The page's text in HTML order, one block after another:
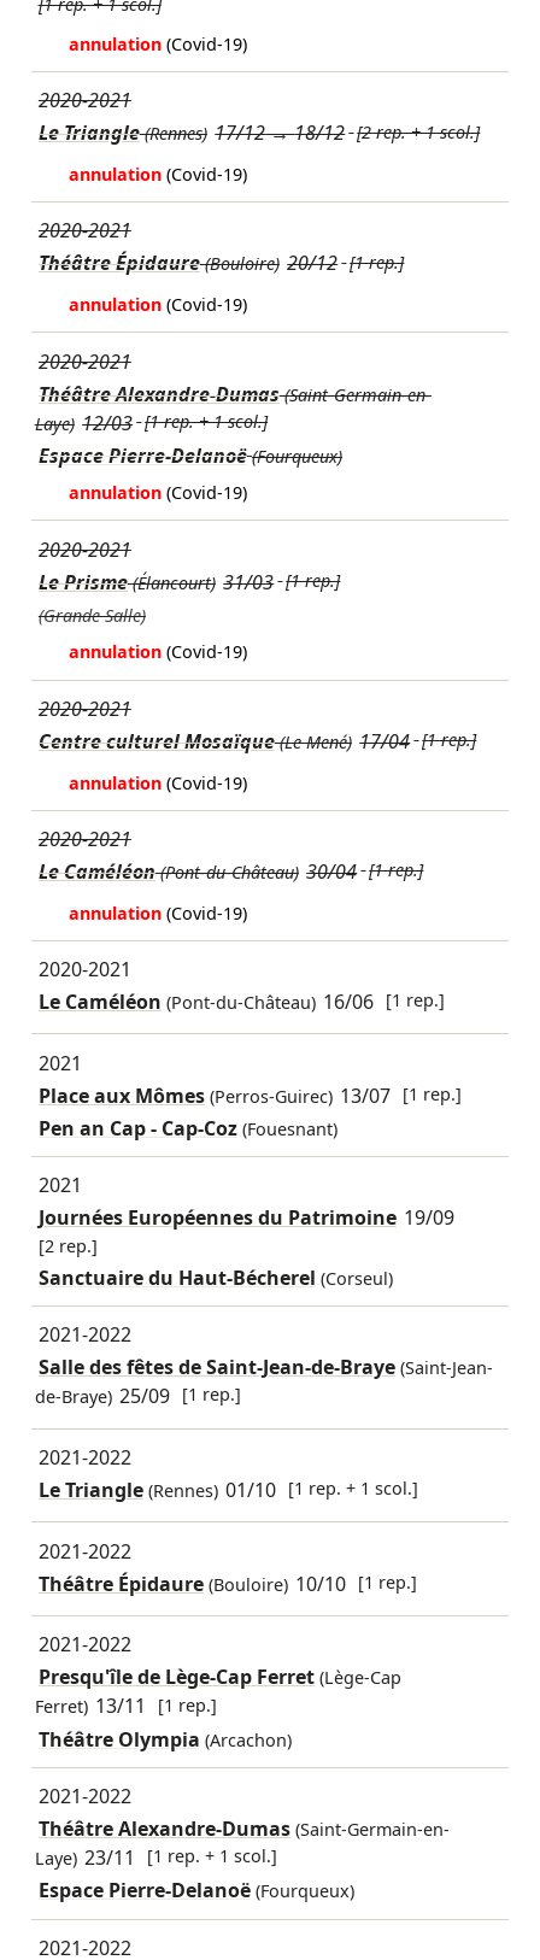
annulation (Covid-19)
2020-2021
Le Triangle(Rennes) 17/12→18/12 [2 rep. + 1 scol.]
annulation (Covid-19)
2020-2021
Théâtre Épidaure(Bouloire) 20/12 [1 rep.]
annulation (Covid-19)
2020-2021
Théâtre Alexandre-Dumas(Saint-Germain-en-
Laye) 12/03 [1 rep. + 1 scol.]
Espace Pierre-Delanoë (Fourqueux)
annulation (Covid-19)
2020-2021
Le Prisme(Élancourt) 31/03 [1 rep.]
(Grande Salle)
annulation (Covid-19)
2020-2021
Centre culturel Mosaïque(Le Mené) 17/04 [1 rep.]
annulation (Covid-19)
2020-2021
Le Caméléon(Pont-du-Château) 30/04 [1 rep.]
annulation (Covid-19)
2020-2021
Le Caméléon (Pont-du-Château) 16/06 [1 rep.]
2021
Place aux Mômes(Perros-Guirec) 13/07 [1 rep.]
Pen an Cap - Cap-Coz (Fouesnant)
2021
Journées Européennes du Patrimoine 19/09
[2 rep.]
Sanctuaire du Haut-Bécherel (Corseul)
2021-2022
Salle des fêtes de Saint-Jean-de-Braye(Saint-Jean-
de-Braye) 25/09 [1 rep.]
2021-2022
Le Triangle(Rennes) 01/10 [1 rep. + 1 scol.]
2021-2022
Théâtre Épidaure(Bouloire) 10/10 [1 rep.]
2021-2022
Presqu'île de Lège-Cap Ferret(Lège-Cap
Ferret) 13/11 [1 rep.]
Théâtre Olympia (Arcachon)
2021-2022
Théâtre Alexandre-Dumas(Saint-Germain-en-
Laye) 23/11 [1 rep. + 1 scol.]
Espace Pierre-Delanoë (Fourqueux)
2021-2022